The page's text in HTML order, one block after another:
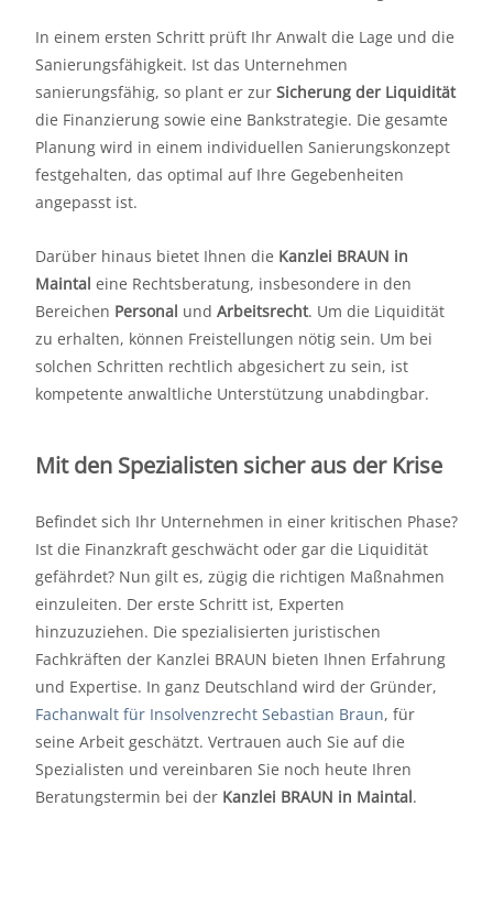
In einem ersten Schritt prüft Ihr Anwalt die Lage und die
Sanierungsfähigkeit. Ist das Unternehmen
sanierungsfähig, so plant er zur Sicherung der Liquidität
die Finanzierung sowie eine Bankstrategie. Die gesamte
Planung wird in einem individuellen Sanierungskonzept
festgehalten, das optimal auf Ihre Gegebenheiten
angepasst ist.
Darüber hinaus bietet Ihnen die Kanzlei BRAUN in
Maintal eine Rechtsberatung, insbesondere in den
Bereichen Personal und Arbeitsrecht. Um die Liquidität
zu erhalten, können Freistellungen nötig sein. Um bei
solchen Schritten rechtlich abgesichert zu sein, ist
kompetente anwaltliche Unterstützung unabdingbar.
Mit den Spezialisten sicher aus der Krise
Befindet sich Ihr Unternehmen in einer kritischen Phase?
Ist die Finanzkraft geschwächt oder gar die Liquidität
gefährdet? Nun gilt es, zügig die richtigen Maßnahmen
einzuleiten. Der erste Schritt ist, Experten
hinzuzuziehen. Die spezialisierten juristischen
Fachkräften der Kanzlei BRAUN bieten Ihnen Erfahrung
und Expertise. In ganz Deutschland wird der Gründer,
Fachanwalt für Insolvenzrecht Sebastian Braun, für
seine Arbeit geschätzt. Vertrauen auch Sie auf die
Spezialisten und vereinbaren Sie noch heute Ihren
Beratungstermin bei der Kanzlei BRAUN in Maintal.